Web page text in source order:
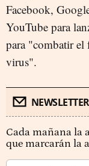
Facebook,
YouTube para
para "combatir el
virus".
Cada mañana la
que marcarán la